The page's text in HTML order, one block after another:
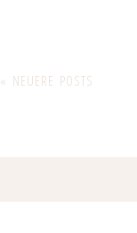
« NEUERE POSTS